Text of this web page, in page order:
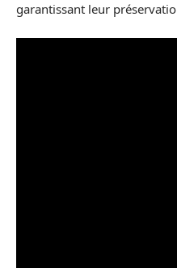
garantissant leur